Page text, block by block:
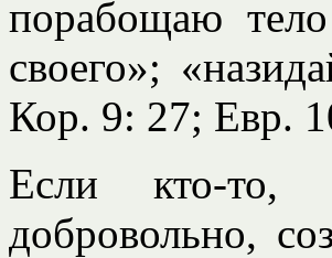
порабощаю
своего»;
Кор. 9: 27; Евр.
Если кто-то,
добровольно,